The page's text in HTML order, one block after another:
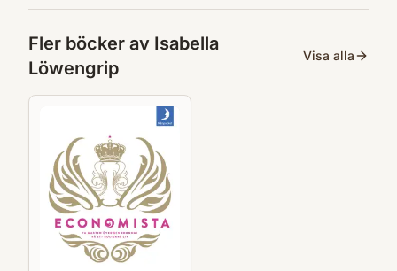
Fler böcker av Isabella
Löwengrip
Visa alla